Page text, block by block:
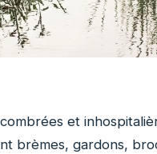
et
brèmes, gardons,